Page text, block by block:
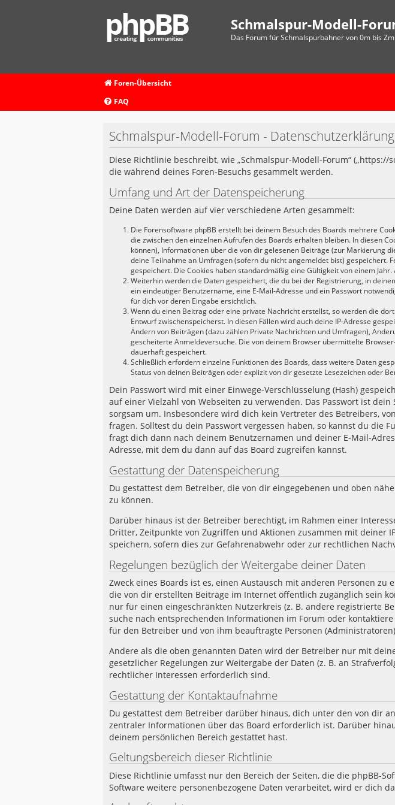
Schmalspur-Modell-
Das Forum für Schmalspurbahner von 0m bis Zm
Foren-Übersicht
FAQ
Schmalspur-Modell-Forum - Datenschutzerklärung
Diese Richtlinie beschreibt, wie „Schmalspur-Modell-Forum“
die während deines Foren-Besuchs gesammelt werden.
Umfang und Art der Datenspeicherung
Deine Daten werden auf vier verschiedene Arten gesammelt:
Die Forensoftware phpBB erstellt bei deinem Besuch des Boards mehrere
die zwischen den einzelnen Aufrufen des Boards erhalten bleiben. In diesen
können), Informationen über die von dir gelesenen Beiträge (zur Markierung
deine Teilnahme an Umfragen (sofern du nicht angemeldet bist) gespeichert.
gespeichert. Die Cookies haben standardmäßig eine Gültigkeit von einem
Weiterhin werden die Daten gespeichert, die du bei der Registrierung, in
ein eindeutiger Benutzername, eine E-Mail-Adresse und ein Passwort
für dich vor deren Eingabe ersichtlich.
Wenn du einen Beitrag oder eine private Nachricht erstellst, so werden die
Entwurf zwischenspeicherst. In diesen Fällen wird auch deine IP-Adresse
Ändern von Beiträgen (dazu zählen Private Nachrichten und Umfragen),
gescheiterte Anmeldeversuche. Die von deinem Browser übermittelte
dauerhaft gespeichert.
Schließlich erfordern einzelne Funktionen des Boards, dass weitere Daten
Status von deinen Beiträgen oder explizit von dir gesetzte Lesezeichen oder
Dein Passwort wird mit einer Einwege-Verschlüsselung (Hash)
auf einer Vielzahl von Webseiten zu verwenden. Das Passwort ist
sorgsam um. Insbesondere wird dich kein Vertreter des Betreibers,
fragen. Solltest du dein Passwort vergessen haben, so kannst du die
fragt dich dann nach deinem Benutzernamen und deiner E-Mail-
Adresse, mit dem du dann auf das Board zugreifen kannst.
Gestattung der Datenspeicherung
Du gestattest dem Betreiber, die von dir eingegebenen und oben
zu können.
Darüber hinaus ist der Betreiber berechtigt, im Rahmen einer
Dritter, Zeitpunkte von Zugriffen und Aktionen zusammen mit deiner
speichern, sofern dies zur Gefahrenabwehr oder zur rechtlichen
Regelungen bezüglich der Weitergabe deiner Daten
Zweck eines Boards ist es, einen Austausch mit anderen Personen
die von dir erstellten Beiträge im Internet öffentlich zugänglich sein
nur für einen eingeschränkten Nutzerkreis (z. B. andere registrierte
suche nach entsprechenden Informationen im Forum oder
für den Betreiber und von ihm beauftragte Personen
Andere als die oben genannten Daten wird der Betreiber nur mit
gesetzlicher Regelungen zur Weitergabe der Daten (z. B. an
rechtlicher Interessen erforderlich sind.
Gestattung der Kontaktaufnahme
Du gestattest dem Betreiber darüber hinaus, dich unter den von dir
zentraler Informationen über das Board erforderlich ist. Darüber
deinem persönlichen Bereich gestattet hast.
Geltungsbereich dieser Richtlinie
Diese Richtlinie umfasst nur den Bereich der Seiten, die die phpBB-
Software weitere personenbezogene Daten verarbeitet, wird er dich